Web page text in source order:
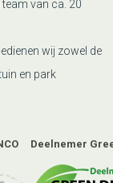
van ca. 20
wij zowel de
en park
Deelnemer